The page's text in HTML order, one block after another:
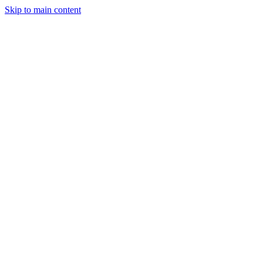
Skip to main content